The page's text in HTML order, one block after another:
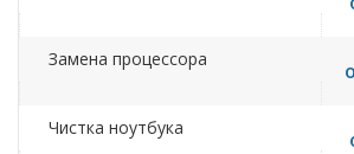
Замена процессора
Чистка ноутбука